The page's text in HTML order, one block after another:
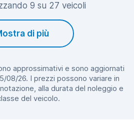
9 su 27 veicoli
di più
approssimativi e sono aggiornati
08/26. I prezzi possono variare in
alla durata del noleggio e
del veicolo.